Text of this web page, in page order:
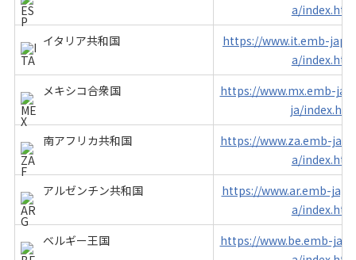
a/
イタリア共和国
https://www.it.emb-
a/
メキシコ合衆国
https://www.mx.emb-
ja/
南アフリカ共和国
https://www.za.emb-
a/
アルゼンチン共和国
https://www.ar.emb-
a/
ベルギー王国
https://www.be.emb-